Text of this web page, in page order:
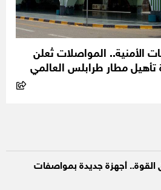
الأمنية.. المواصلات تُعلن
تأهيل مطار طرابلس العالمي
أجهزة جديدة بمواصفات